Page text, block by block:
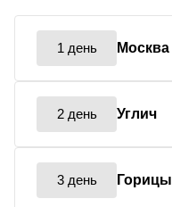
1 день Москва
2 день Углич
3 день Горицы